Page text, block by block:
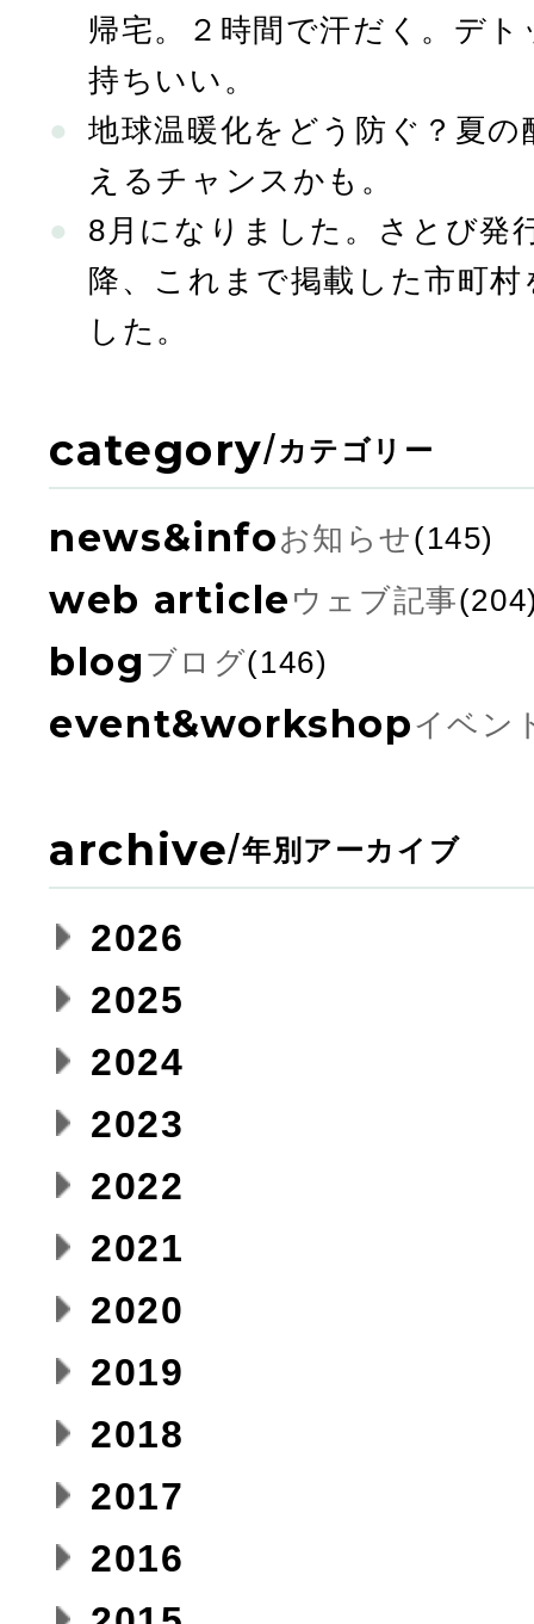
帰宅。２時間で汗だく。デ
持ちいい。
地球温暖化をどう防ぐ？夏
えるチャンスかも。
8月になりました。さとび発
降、これまで掲載した市町
した。
category/カテゴリー
news&infoお知らせ(145)
web article ウェブ記事
blog ブログ(146)
event&workshopイベン
archive/年別アーカイブ
2026
2025
2024
2023
2022
2021
2020
2019
2018
2017
2016